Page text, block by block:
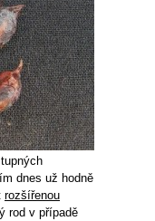
dnes už hodně
rozšířenou
rod v případě